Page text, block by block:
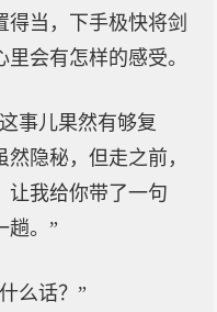
得当，下手极快将剑
会有怎样的感受。
事儿果然有够复
隐秘，但走之前，
让我给你带了一句
趟。”
么话？”